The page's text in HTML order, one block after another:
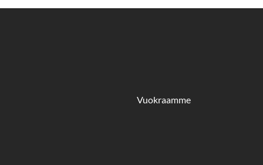
Vuokraamme